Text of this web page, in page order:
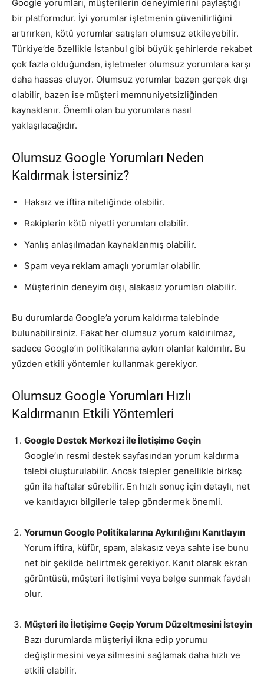
Google yorumları, müşterilerin deneyimlerini paylaştığı
bir platformdur. İyi yorumlar işletmenin güvenilirliğini
artırırken, kötü yorumlar satışları olumsuz etkileyebilir.
Türkiye’de özellikle İstanbul gibi büyük şehirlerde rekabet
çok fazla olduğundan, işletmeler olumsuz yorumlara karşı
daha hassas oluyor. Olumsuz yorumlar bazen gerçek dışı
olabilir, bazen ise müşteri memnuniyetsizliğinden
kaynaklanır. Önemli olan bu yorumlara nasıl
yaklaşılacağıdır.
Olumsuz Google Yorumları Neden
Kaldırmak İstersiniz?
Haksız ve iftira niteliğinde olabilir.
Rakiplerin kötü niyetli yorumları olabilir.
Yanlış anlaşılmadan kaynaklanmış olabilir.
Spam veya reklam amaçlı yorumlar olabilir.
Müşterinin deneyim dışı, alakasız yorumları olabilir.
Bu durumlarda Google’a yorum kaldırma talebinde
bulunabilirsiniz. Fakat her olumsuz yorum kaldırılmaz,
sadece Google’ın politikalarına aykırı olanlar kaldırılır. Bu
yüzden etkili yöntemler kullanmak gerekiyor.
Olumsuz Google Yorumları Hızlı
Kaldırmanın Etkili Yöntemleri
Google Destek Merkezi ile İletişime Geçin
Google’ın resmi destek sayfasından yorum kaldırma
talebi oluşturulabilir. Ancak talepler genellikle birkaç
gün ila haftalar sürebilir. En hızlı sonuç için detaylı, net
ve kanıtlayıcı bilgilerle talep göndermek önemli.
Yorumun Google Politikalarına Aykırılığını Kanıtlayın
Yorum iftira, küfür, spam, alakasız veya sahte ise bunu
net bir şekilde belirtmek gerekiyor. Kanıt olarak ekran
görüntüsü, müşteri iletişimi veya belge sunmak faydalı
olur.
Müşteri ile İletişime Geçip Yorum Düzeltmesini İsteyin
Bazı durumlarda müşteriyi ikna edip yorumu
değiştirmesini veya silmesini sağlamak daha hızlı ve
etkili olabilir.